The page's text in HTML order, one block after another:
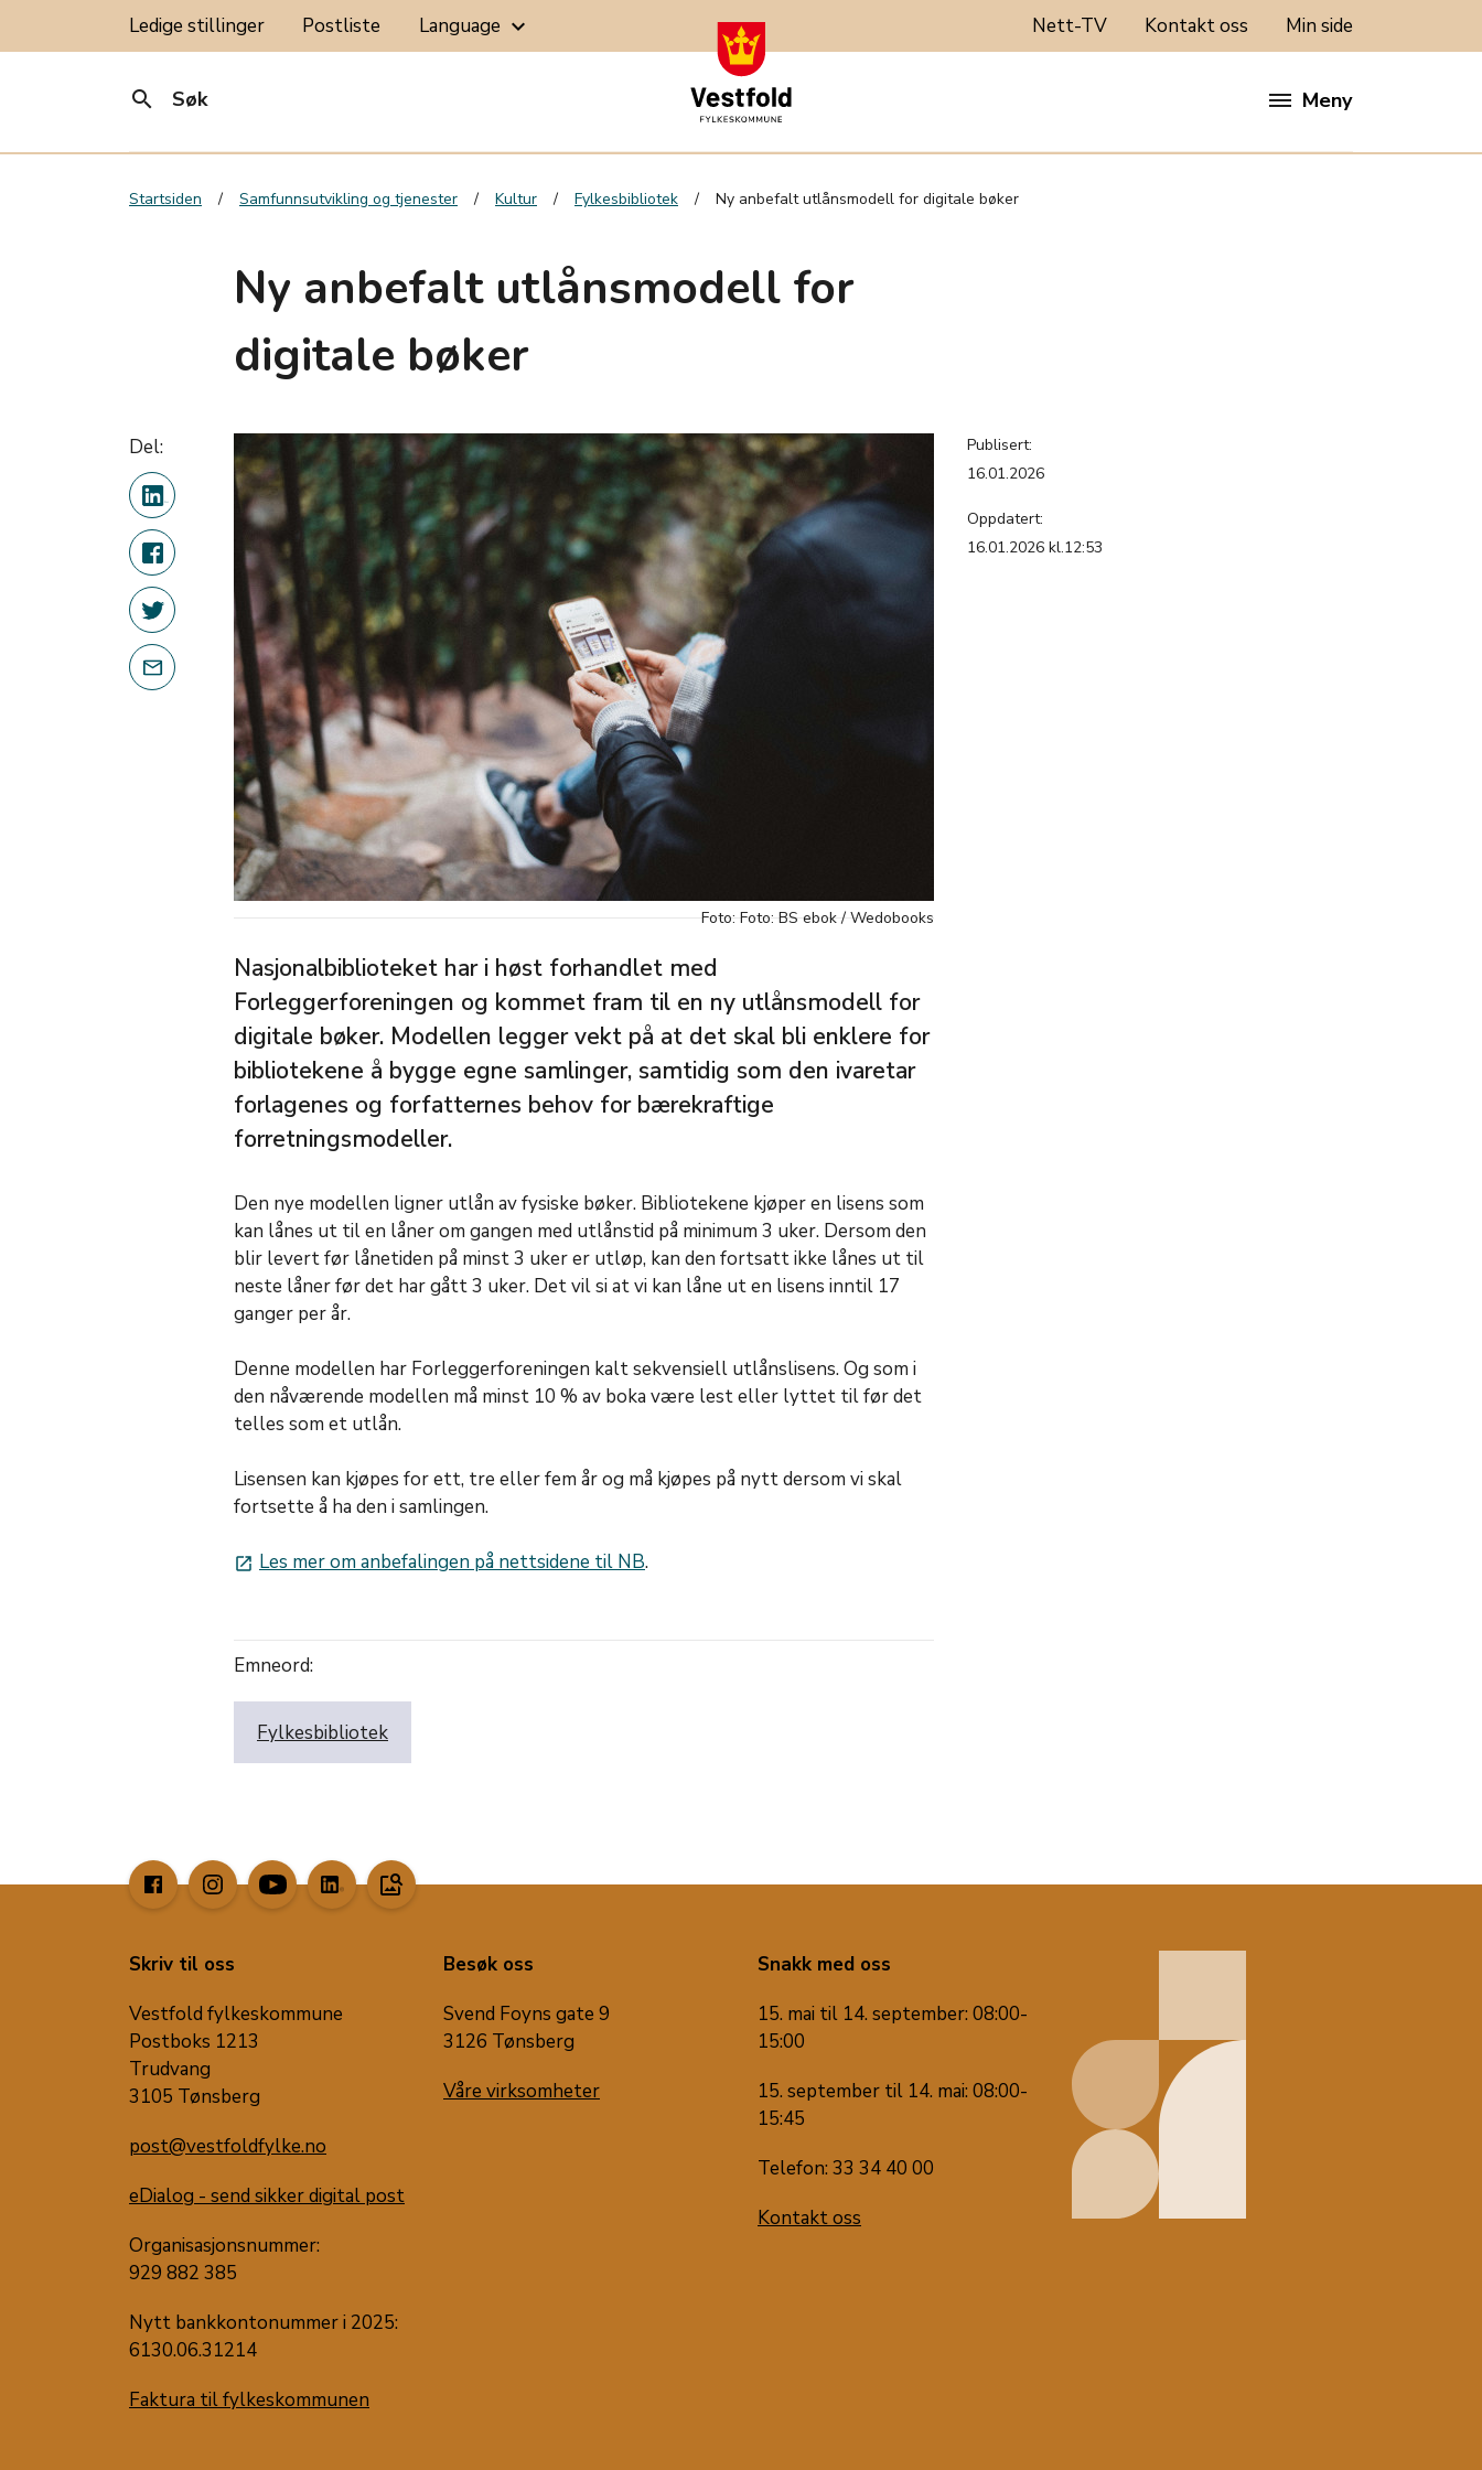
Ledige stillinger Postliste Language keyboard_arrow_down Nett-TV Kontakt oss Min side
search Søk Meny
Startsiden Samfunnsutvikling og tjenester Kultur Fylkesbibliotek Ny anbefalt utlånsmodell for digitale bøker
Ny anbefalt utlånsmodell for
digitale bøker
Del:
Foto: Foto: BS ebok / Wedobooks
Publisert:
16.01.2026
Oppdatert:
16.01.2026 kl.12:53
Nasjonalbiblioteket har i høst forhandlet med
Forleggerforeningen og kommet fram til en ny utlånsmodell for
digitale bøker. Modellen legger vekt på at det skal bli enklere for
bibliotekene å bygge egne samlinger, samtidig som den ivaretar
forlagenes og forfatternes behov for bærekraftige
forretningsmodeller.
Den nye modellen ligner utlån av fysiske bøker. Bibliotekene kjøper en lisens som
kan lånes ut til en låner om gangen med utlånstid på minimum 3 uker. Dersom den
blir levert før lånetiden på minst 3 uker er utløp, kan den fortsatt ikke lånes ut til
neste låner før det har gått 3 uker. Det vil si at vi kan låne ut en lisens inntil 17
ganger per år.
Denne modellen har Forleggerforeningen kalt sekvensiell utlånslisens. Og som i
den nåværende modellen må minst 10 % av boka være lest eller lyttet til før det
telles som et utlån.
Lisensen kan kjøpes for ett, tre eller fem år og må kjøpes på nytt dersom vi skal
fortsette å ha den i samlingen.
launch Les mer om anbefalingen på nettsidene til NB.
Emneord:
Fylkesbibliotek
image_search
Skriv til oss
Vestfold fylkeskommune
Postboks 1213
Trudvang
3105 Tønsberg
post@vestfoldfylke.no
eDialog - send sikker digital post
Organisasjonsnummer:
929 882 385
Nytt bankkontonummer i 2025:
6130.06.31214
Faktura til fylkeskommunen
Besøk oss
Svend Foyns gate 9
3126 Tønsberg
Våre virksomheter
Snakk med oss
15. mai til 14. september: 08:00-
15:00
15. september til 14. mai: 08:00-
15:45
Telefon: 33 34 40 00
Kontakt oss